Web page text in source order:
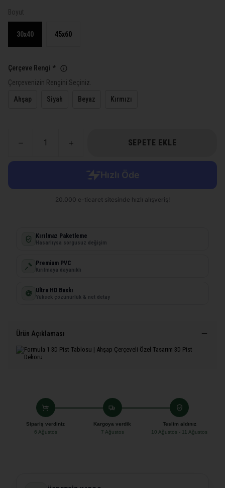
Boyut
30x40 45x60
Çerçeve Rengi *
Çerçevenizin Rengini Seçiniz.
Ahşap Siyah Beyaz Kırmızı
SEPETE EKLE
Kırılmaz Paketleme
Hasarlıysa sorgusuz değişim
Premium PVC
Kırılmaya dayanıklı
Ultra HD Baskı
Yüksek çözünürlük & net detay
Ürün Açıklaması
Sipariş verdiniz
6 Ağustos
Kargoya verdik
7 Ağustos
Teslim aldınız
10 Ağustos - 11 Ağustos